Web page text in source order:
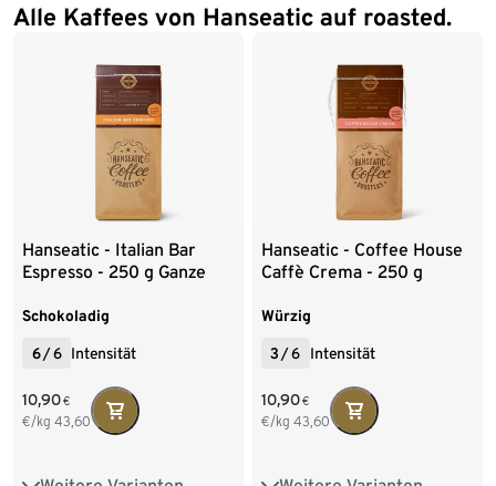
Alle Kaffees von Hanseatic auf roasted.
Hanseatic - Italian Bar
Espresso - 250 g Ganze
Schokoladig
6 /6 Intensität
10,90€
€/kg 43,60
Hanseatic - Coffee House
Caffè Crema - 250 g
Würzig
3 /6 Intensität
10,90€
€/kg 43,60